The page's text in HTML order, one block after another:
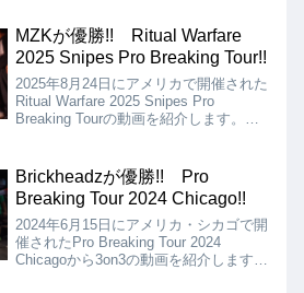
た!!
MZKが優勝!! Ritual Warfare
2025 Snipes Pro Breaking Tour!!
2025年8月24日にアメリカで開催された
Ritual Warfare 2025 Snipes Pro
Breaking Tourの動画を紹介します。決
Brickheadzが優勝!! Pro
Breaking Tour 2024 Chicago!!
2024年6月15日にアメリカ・シカゴで開
催されたPro Breaking Tour 2024
Chicagoから3on3の動画を紹介します。